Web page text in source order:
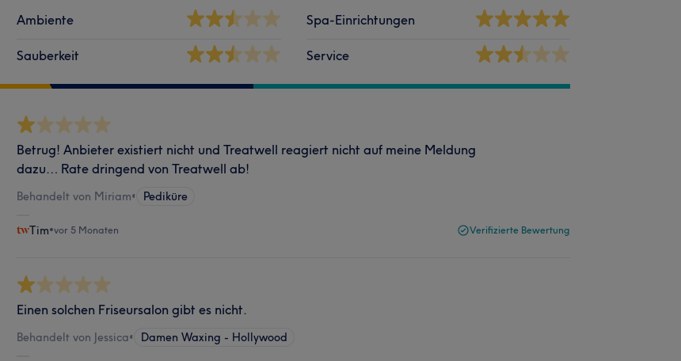
Ambiente
Sauberkeit
Spa-Einrichtungen
Service
Betrug! Anbieter existiert nicht und Treatwell reagiert nicht auf meine Meldung
dazu… Rate dringend von Treatwell ab!
Behandelt von Miriam• Pediküre
Tim•vor 5 Monaten Verifizierte Bewertung
Einen solchen Friseursalon gibt es nicht.
Behandelt von Jessica• Damen Waxing - Hollywood